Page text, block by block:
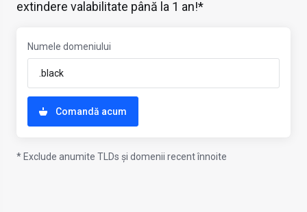
extindere valabilitate până la 1 an!*
Numele domeniului
Comandă acum
* Exclude anumite TLDs și domenii recent înnoite